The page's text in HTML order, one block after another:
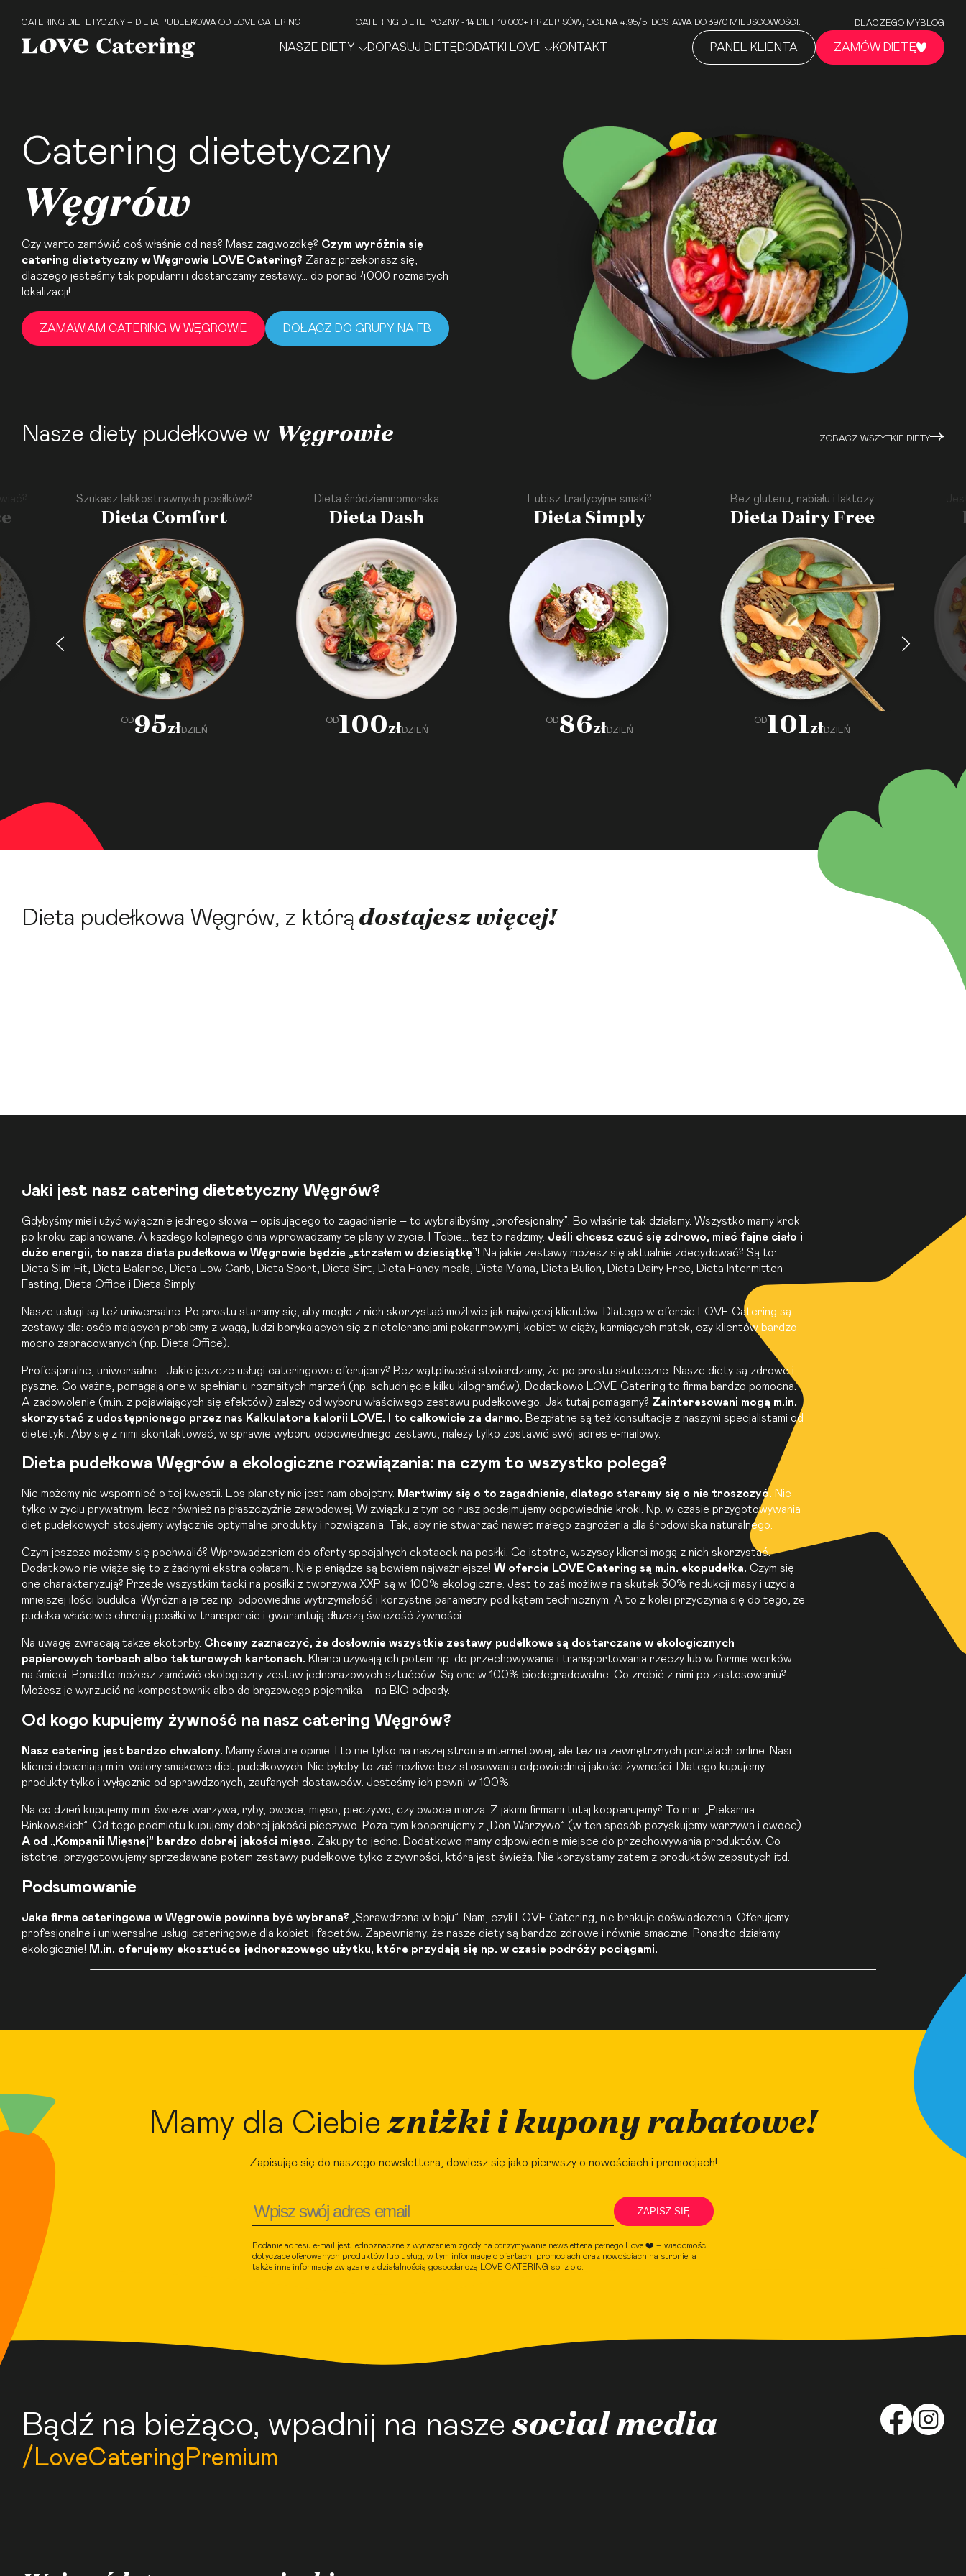
CATERING DIETETYCZNY – DIETA PUDEŁKOWA OD LOVE CATERING CATERING DIETETYCZNY - 14 DIET. 10 000+ PRZEPISÓW, OCENA 4.95/5. DOSTAWA DO 3970 MIEJSCOWOŚCI. DLACZEGO MYBLOG
NASZE DIETY DOPASUJ DIETĘ DODATKI LOVE KONTAKT PANEL KLIENTA ZAMÓW DIETĘ
Catering dietetyczny
Węgrów
Czy warto zamówić coś właśnie od nas? Masz zagwozdkę? Czym wyróżnia się
catering dietetyczny w Węgrowie LOVE Catering? Zaraz przekonasz się,
dlaczego jesteśmy tak popularni i dostarczamy zestawy… do ponad 4000 rozmaitych
lokalizacji!
ZAMAWIAM CATERING W WĘGROWIE DOŁĄCZ DO GRUPY NA FB
Nasze diety pudełkowe w Węgrowie ZOBACZ WSZYTKIE DIETY
·
Szukasz lekkostrawnych posiłków?
Dieta Comfort
OD95zł DZIEŃ
Dieta śródziemnomorska
Dieta Dash
OD100zł DZIEŃ
Lubisz tradycyjne smaki?
Dieta Simply
·
OD86złDZIEŃ
Bez glutenu, nabiału i laktozy
Dieta Dairy Free
OD101złDZIEŃ
Dieta pudełkowa Węgrów, z którą dostajesz więcej!
Jaki jest nasz catering dietetyczny Węgrów?
Gdybyśmy mieli użyć wyłącznie jednego słowa – opisującego to zagadnienie – to wybralibyśmy „profesjonalny”. Bo właśnie tak działamy. Wszystko mamy krok
po kroku zaplanowane. A każdego kolejnego dnia wprowadzamy te plany w życie. I Tobie… też to radzimy. Jeśli chcesz czuć się zdrowo, mieć fajne ciało i
dużo energii, to nasza dieta pudełkowa w Węgrowie będzie „strzałem w dziesiątkę”! Na jakie zestawy możesz się aktualnie zdecydować? Są to:
Dieta Slim Fit
Dieta Balance Dieta Low Carb Dieta Sport Dieta Sirt Dieta Handy meals Dieta Mama Dieta Bulion Dieta Dairy Free , Dieta Intermitten
Fasting, Dieta Office i Dieta Simply.
Nasze usługi są też uniwersalne. Po prostu staramy się, aby mogło z nich skorzystać możliwie jak najwięcej klientów. Dlatego w ofercie LOVE Catering są
zestawy dla: osób mających problemy z wagą, ludzi borykających się z nietolerancjami pokarmowymi, kobiet w ciąży, karmiących matek, czy klientów bardzo
mocno zapracowanych (np. Dieta Office).
Profesjonalne, uniwersalne… Jakie jeszcze usługi cateringowe oferujemy? Bez wątpliwości stwierdzamy, że po prostu skuteczne. Nasze diety są zdrowe i
pyszne. Co ważne, pomagają one w spełnianiu rozmaitych marzeń (np. schudnięcie kilku kilogramów). Dodatkowo LOVE Catering to firma bardzo pomocna.
A zadowolenie (m.in. z pojawiających się efektów) zależy od wyboru właściwego zestawu pudełkowego. Jak tutaj pomagamy? Zainteresowani mogą m.in.
skorzystać z udostępnionego przez nas Kalkulatora kalorii LOVE. I to całkowicie za darmo. Bezpłatne są też konsultacje z naszymi specjalistami od
dietetyki. Aby się z nimi skontaktować, w sprawie wyboru odpowiedniego zestawu, należy tylko zostawić swój adres e-mailowy.
Dieta pudełkowa Węgrów a ekologiczne rozwiązania: na czym to wszystko polega?
Nie możemy nie wspomnieć o tej kwestii. Los planety nie jest nam obojętny. Martwimy się o to zagadnienie, dlatego staramy się o nie troszczyć. Nie
tylko w życiu prywatnym, lecz również na płaszczyźnie zawodowej. W związku z tym co rusz podejmujemy odpowiednie kroki. Np. w czasie przygotowywania
diet pudełkowych stosujemy wyłącznie optymalne produkty i rozwiązania. Tak, aby nie stwarzać nawet małego zagrożenia dla środowiska naturalnego.
Czym jeszcze możemy się pochwalić? Wprowadzeniem do oferty specjalnych ekotacek na posiłki. Co istotne, wszyscy klienci mogą z nich skorzystać.
Dodatkowo nie wiąże się to z żadnymi ekstra opłatami. Nie pieniądze są bowiem najważniejsze! W ofercie LOVE Catering są m.in. ekopudełka. Czym się
one charakteryzują? Przede wszystkim tacki na posiłki z tworzywa XXP są w 100% ekologiczne. Jest to zaś możliwe na skutek 30% redukcji masy i użycia
mniejszej ilości budulca. Wyróżnia je też np. odpowiednia wytrzymałość i korzystne parametry pod kątem technicznym. A to z kolei przyczynia się do tego, że
pudełka właściwie chronią posiłki w transporcie i gwarantują dłuższą świeżość żywności.
Na uwagę zwracają także ekotorby. Chcemy zaznaczyć, że dosłownie wszystkie zestawy pudełkowe są dostarczane w ekologicznych
papierowych torbach albo tekturowych kartonach. Klienci używają ich potem np. do przechowywania i transportowania rzeczy lub w formie worków
na śmieci. Ponadto możesz zamówić ekologiczny zestaw jednorazowych sztućców. Są one w 100% biodegradowalne. Co zrobić z nimi po zastosowaniu?
Możesz je wyrzucić na kompostownik albo do brązowego pojemnika – na BIO odpady.
Od kogo kupujemy żywność na nasz catering Węgrów?
Nasz catering jest bardzo chwalony. Mamy świetne opinie. I to nie tylko na naszej stronie internetowej, ale też na zewnętrznych portalach online. Nasi
klienci doceniają m.in. walory smakowe diet pudełkowych. Nie byłoby to zaś możliwe bez stosowania odpowiedniej jakości żywności. Dlatego kupujemy
produkty tylko i wyłącznie od sprawdzonych, zaufanych dostawców. Jesteśmy ich pewni w 100%.
Na co dzień kupujemy m.in. świeże warzywa, ryby, owoce, mięso, pieczywo, czy owoce morza. Z jakimi firmami tutaj kooperujemy? To m.in. „Piekarnia
Binkowskich”. Od tego podmiotu kupujemy dobrej jakości pieczywo. Poza tym kooperujemy z „Don Warzywo” (w ten sposób pozyskujemy warzywa i owoce).
A od „Kompanii Mięsnej” bardzo dobrej jakości mięso. Zakupy to jedno. Dodatkowo mamy odpowiednie miejsce do przechowywania produktów. Co
istotne, przygotowujemy sprzedawane potem zestawy pudełkowe tylko z żywności, która jest świeża. Nie korzystamy zatem z produktów zepsutych itd.
Podsumowanie
Jaka firma cateringowa w Węgrowie powinna być wybrana? „Sprawdzona w boju”. Nam, czyli LOVE Catering, nie brakuje doświadczenia. Oferujemy
profesjonalne i uniwersalne usługi cateringowe dla kobiet i facetów. Zapewniamy, że nasze diety są bardzo zdrowe i równie smaczne. Ponadto działamy
ekologicznie! M.in. oferujemy ekosztućce jednorazowego użytku, które przydają się np. w czasie podróży pociągami.
Mamy dla Ciebie zniżki i kupony rabatowe!
Zapisując się do naszego newslettera, dowiesz się jako pierwszy o nowościach i promocjach!
ZAPISZ SIĘ
Podanie adresu e-mail jest jednoznaczne z wyrażeniem zgody na otrzymywanie newslettera pełnego Love ❤️ – wiadomości
dotyczące oferowanych produktów lub usług, w tym informacje o ofertach, promocjach oraz nowościach na stronie, a
także inne informacje związane z działalnością gospodarczą LOVE CATERING sp. z o.o.
Bądź na bieżąco, wpadnij na nasze social media
/LoveCateringPremium